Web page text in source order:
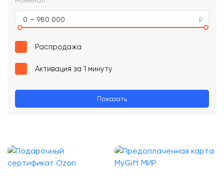
0 — 980 000
Распродажа
Активация за 1 минуту
Показать